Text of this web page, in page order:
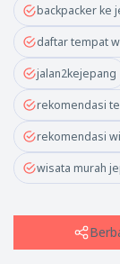
backpacker ke
daftar tempat
jalan2kejepang
rekomendasi
rekomendasi
wisata murah